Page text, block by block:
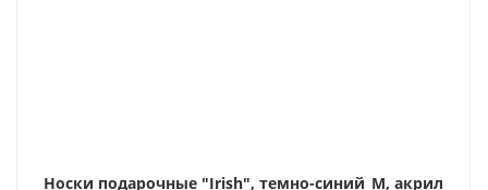
Носки подарочные "Irish", темно-синий_М, акрил